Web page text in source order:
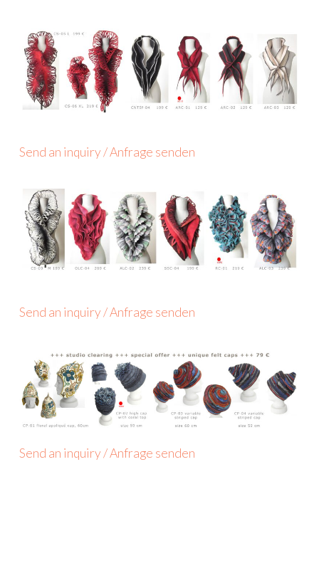
Send an inquiry / Anfrage senden
Send an inquiry / Anfrage senden
Send an inquiry / Anfrage senden